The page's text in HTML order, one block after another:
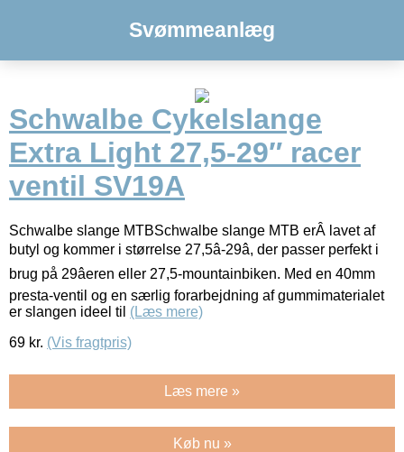
Svømmeanlæg
Schwalbe Cykelslange
Extra Light 27,5-29″ racer
ventil SV19A
Schwalbe slange MTBSchwalbe slange MTB erÂ lavet af
butyl og kommer i størrelse 27,5â-29â, der passer perfekt i
brug på 29âeren eller 27,5-mountainbiken. Med en 40mm
presta-ventil og en særlig forarbejdning af gummimaterialet
er slangen ideel til (Læs mere)
69 kr. (Vis fragtpris)
Læs mere »
Køb nu »